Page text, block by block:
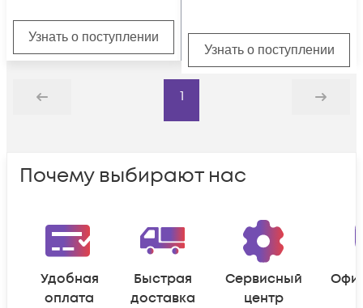
Узнать о поступлении
Узнать о поступлении
Назад
1
Дальше
Почему выбирают нас
Удобная
оплата
Быстрая
доставка
Сервисный
центр